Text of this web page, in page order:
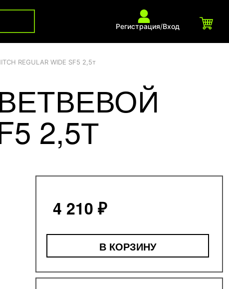
Регистрация/Вход
REGULAR WIDE SF5 2,5т
2,5Т
4 210 ₽
В КОРЗИНУ